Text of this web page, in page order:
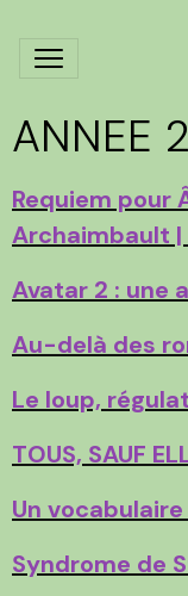
ANNEE
Requiem pour
Archaimbault |
Avatar 2 : une
Au-delà des
Le loup,
TOUS, SAUF
Un
Syndrome de